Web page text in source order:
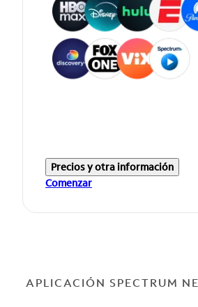
Precios y otra información
Comenzar
APLICACIÓN SPECTRUM